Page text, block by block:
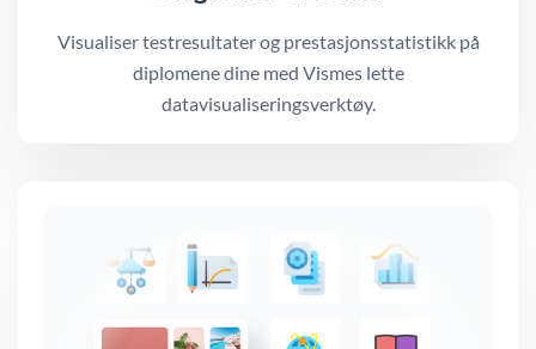
Visualiser testresultater og prestasjonsstatistikk på
diplomene dine med Vismes lette
datavisualiseringsverktøy.